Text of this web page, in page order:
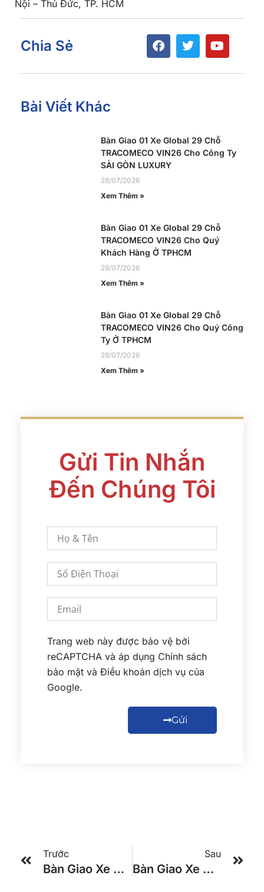
Nội – Thủ Đức, TP. HCM
Chia Sẻ
Bài Viết Khác
Bàn Giao 01 Xe Global 29 Chỗ
TRACOMECO VIN26 Cho Công Ty
SÀI GÒN LUXURY
28/07/2026
Xem Thêm »
Bàn Giao 01 Xe Global 29 Chỗ
TRACOMECO VIN26 Cho Quý
Khách Hàng Ở TPHCM
28/07/2026
Xem Thêm »
Bàn Giao 01 Xe Global 29 Chỗ
TRACOMECO VIN26 Cho Quý Công
Ty Ở TPHCM
28/07/2026
Xem Thêm »
Gửi Tin Nhắn
Đến Chúng Tôi
Trang web này được bảo vệ bởi
reCAPTCHA và áp dụng Chính sách
bảo mật và Điều khoản dịch vụ của
Google.
Gửi
Trước
Bàn Giao Xe KIA GRANBIRD 47 Chổ Cho Khách Hàng Ở TPHCM
Sau
Bàn Giao Xe UNIVERSE 47 CHỖ Động Cơ 430Ps TRACOMECO Cho Khách Hàng Ở Cần Thơ